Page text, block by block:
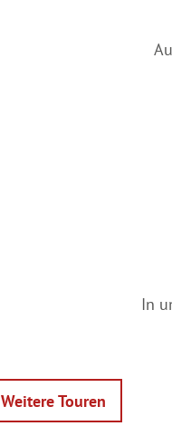
In
Weitere Touren